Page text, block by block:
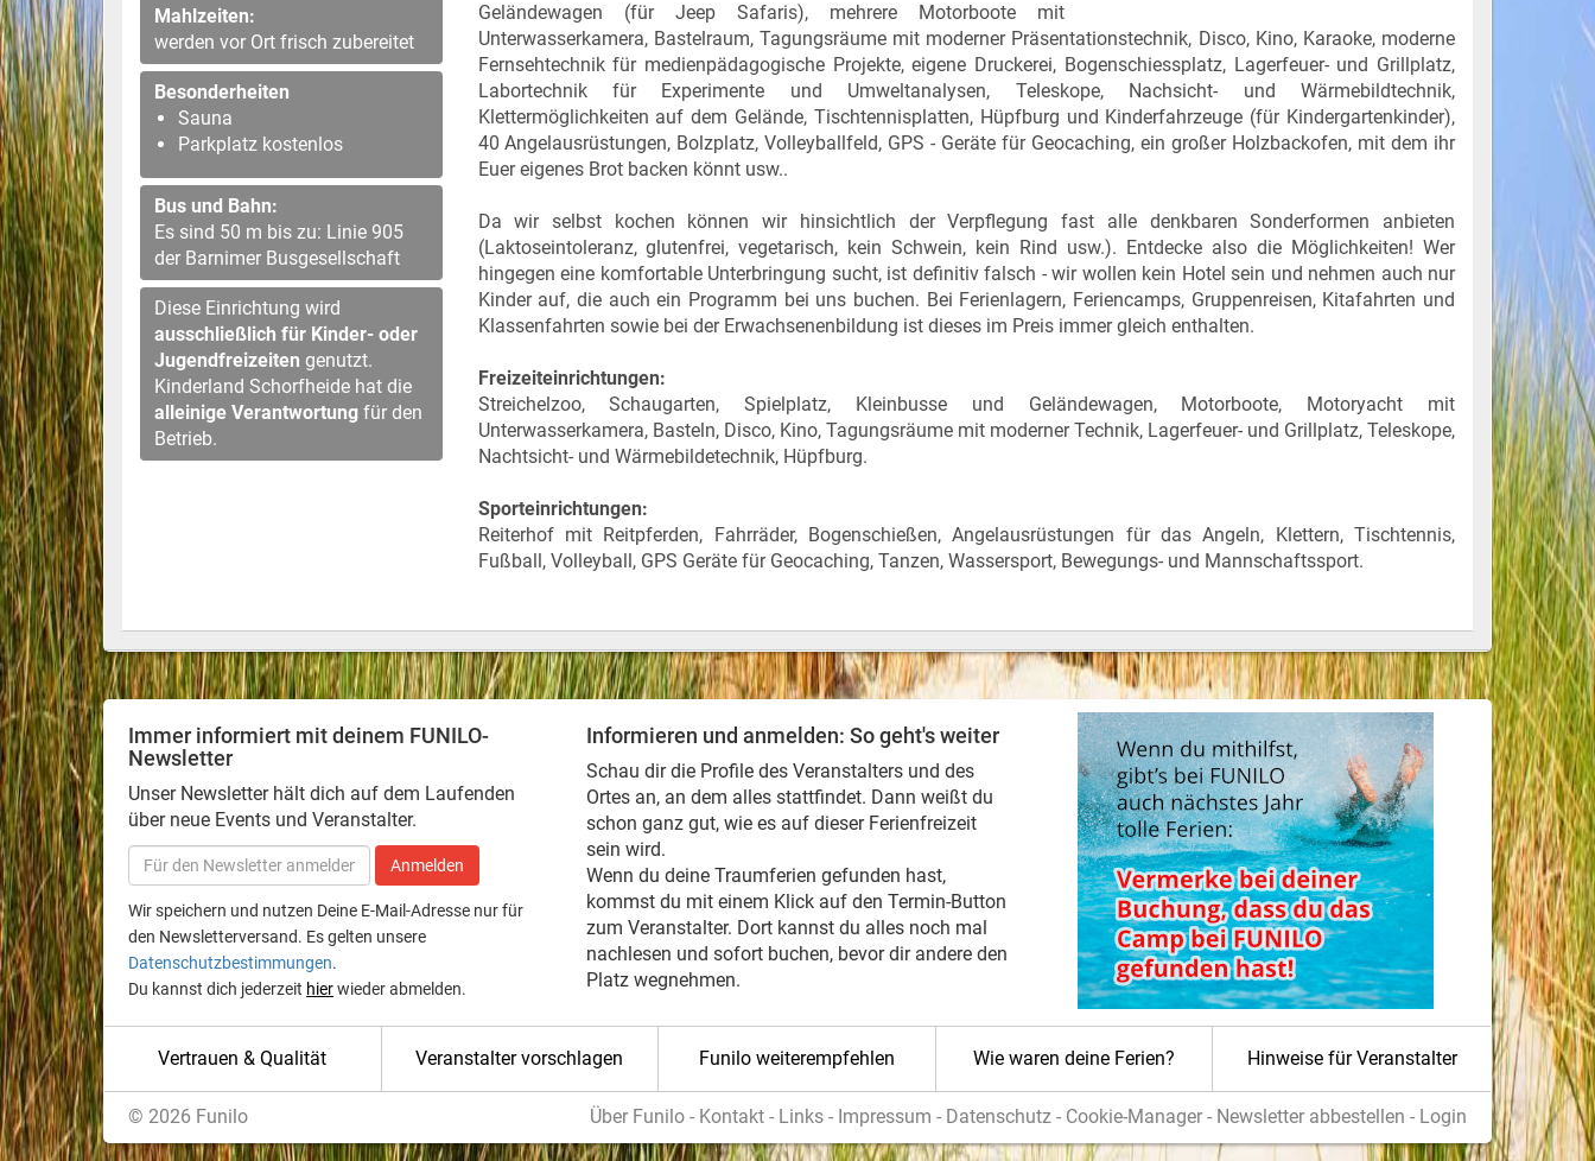
Mahlzeiten:
werden vor Ort frisch zubereitet
Besonderheiten
Sauna
Parkplatz kostenlos
Bus und Bahn:
Es sind 50 m bis zu: Linie 905
der Barnimer Busgesellschaft
Diese Einrichtung wird
ausschließlich für Kinder- oder
Jugendfreizeiten genutzt.
Kinderland Schorfheide hat die
alleinige Verantwortung für den
Betrieb.
Geländewagen (für Jeep Safaris), mehrere Motorboote mit
Unterwasserkamera, Bastelraum, Tagungsräume mit moderner Präsentationstechnik, Disco, Kino, Karaoke, moderne
Fernsehtechnik für medienpädagogische Projekte, eigene Druckerei, Bogenschiessplatz, Lagerfeuer- und Grillplatz,
Labortechnik für Experimente und Umweltanalysen, Teleskope, Nachsicht- und Wärmebildtechnik,
Klettermöglichkeiten auf dem Gelände, Tischtennisplatten, Hüpfburg und Kinderfahrzeuge (für Kindergartenkinder),
40 Angelausrüstungen, Bolzplatz, Volleyballfeld, GPS - Geräte für Geocaching, ein großer Holzbackofen, mit dem ihr
Euer eigenes Brot backen könnt usw..
Da wir selbst kochen können wir hinsichtlich der Verpflegung fast alle denkbaren Sonderformen anbieten
(Laktoseintoleranz, glutenfrei, vegetarisch, kein Schwein, kein Rind usw.). Entdecke also die Möglichkeiten! Wer
hingegen eine komfortable Unterbringung sucht, ist definitiv falsch - wir wollen kein Hotel sein und nehmen auch nur
Kinder auf, die auch ein Programm bei uns buchen. Bei Ferienlagern, Feriencamps, Gruppenreisen, Kitafahrten und
Klassenfahrten sowie bei der Erwachsenenbildung ist dieses im Preis immer gleich enthalten.
Freizeiteinrichtungen:
Streichelzoo, Schaugarten, Spielplatz, Kleinbusse und Geländewagen, Motorboote, Motoryacht mit
Unterwasserkamera, Basteln, Disco, Kino, Tagungsräume mit moderner Technik, Lagerfeuer- und Grillplatz, Teleskope,
Nachtsicht- und Wärmebildetechnik, Hüpfburg.
Sporteinrichtungen:
Reiterhof mit Reitpferden, Fahrräder, Bogenschießen, Angelausrüstungen für das Angeln, Klettern, Tischtennis,
Fußball, Volleyball, GPS Geräte für Geocaching, Tanzen, Wassersport, Bewegungs- und Mannschaftssport.
Immer informiert mit deinem FUNILO-
Newsletter
Unser Newsletter hält dich auf dem Laufenden
über neue Events und Veranstalter.
Wir speichern und nutzen Deine E-Mail-Adresse nur für
den Newsletterversand. Es gelten unsere
Datenschutzbestimmungen.
Du kannst dich jederzeit hierwieder abmelden.
Informieren und anmelden: So geht's weiter
Schau dir die Profile des Veranstalters und des
Ortes an, an dem alles stattfindet. Dann weißt du
schon ganz gut, wie es auf dieser Ferienfreizeit
sein wird.
Wenn du deine Traumferien gefunden hast,
kommst du mit einem Klick auf den Termin-Button
zum Veranstalter. Dort kannst du alles noch mal
nachlesen und sofort buchen, bevor dir andere den
Platz wegnehmen.
Vertrauen & Qualität Veranstalter vorschlagen Funilo weiterempfehlen Wie waren deine Ferien? Hinweise für Veranstalter
© 2026 Funilo Über Funilo - Kontakt - Links - Impressum - Datenschutz - Cookie-Manager - Newsletter abbestellen - Login